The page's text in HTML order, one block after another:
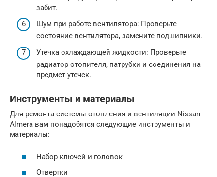
забит.
Шум при работе вентилятора: Проверьте
состояние вентилятора, замените подшипники.
Утечка охлаждающей жидкости: Проверьте
радиатор отопителя, патрубки и соединения на
предмет утечек.
Инструменты и материалы
Для ремонта системы отопления и вентиляции Nissan
Almera вам понадобятся следующие инструменты и
материалы:
Набор ключей и головок
Отвертки